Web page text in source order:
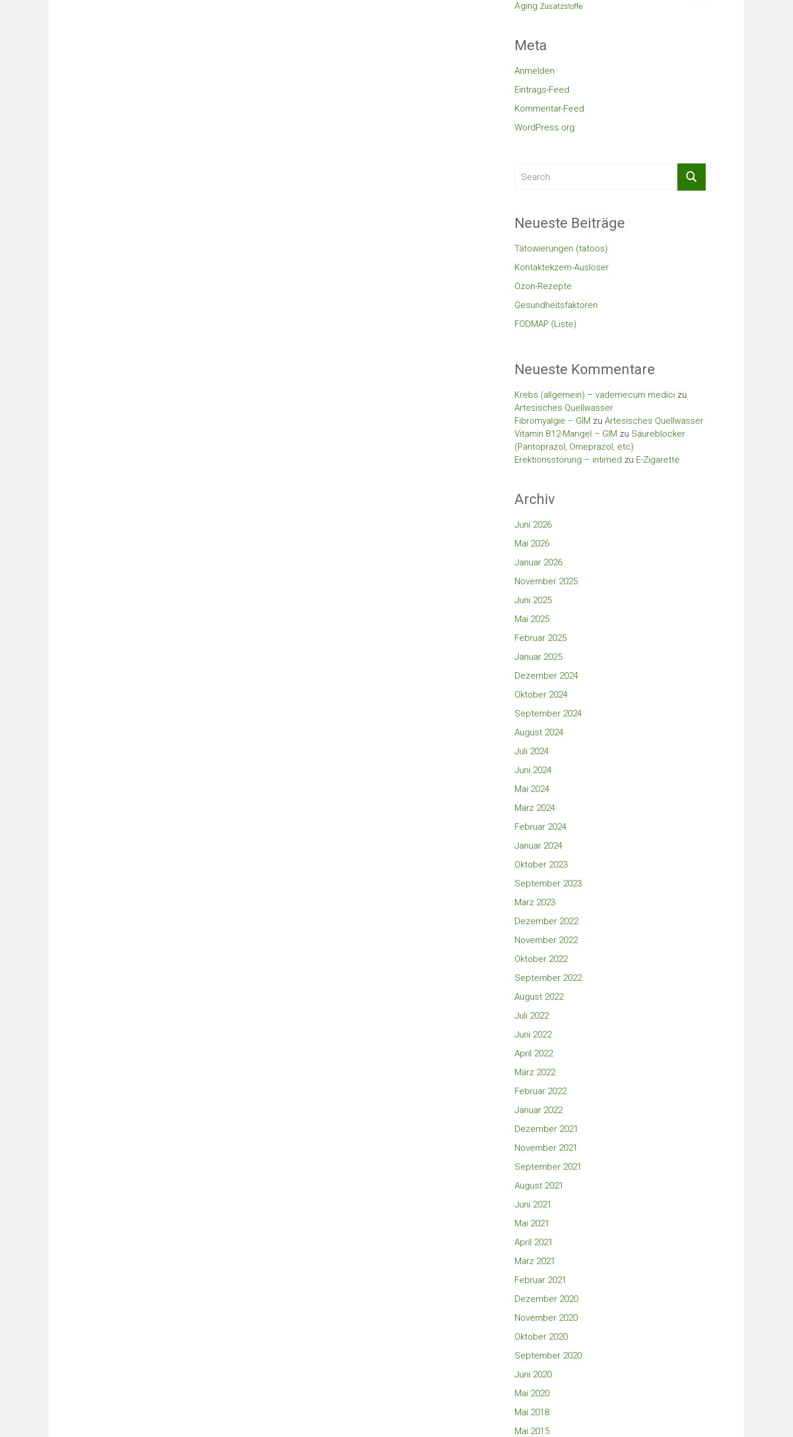
Aging Zusatzstoffe
Meta
Anmelden
Eintrags-Feed
Kommentar-Feed
WordPress.org
Neueste Beiträge
Tätowierungen (tatoos)
Kontaktekzem-Auslöser
Ozon-Rezepte
Gesundheitsfaktoren
FODMAP (Liste)
Neueste Kommentare
Krebs (allgemein) – vademecum medici zu
Artesisches Quellwasser
Fibromyalgie – GIM zu Artesisches Quellwasser
Vitamin B12-Mangel – GIM zu Säureblocker
(Pantoprazol, Omeprazol, etc)
Erektionsstörung – intimed zu E-Zigarette
Archiv
Juni 2026
Mai 2026
Januar 2026
November 2025
Juni 2025
Mai 2025
Februar 2025
Januar 2025
Dezember 2024
Oktober 2024
September 2024
August 2024
Juli 2024
Juni 2024
Mai 2024
März 2024
Februar 2024
Januar 2024
Oktober 2023
September 2023
März 2023
Dezember 2022
November 2022
Oktober 2022
September 2022
August 2022
Juli 2022
Juni 2022
April 2022
März 2022
Februar 2022
Januar 2022
Dezember 2021
November 2021
September 2021
August 2021
Juni 2021
Mai 2021
April 2021
März 2021
Februar 2021
Dezember 2020
November 2020
Oktober 2020
September 2020
Juni 2020
Mai 2020
Mai 2018
Mai 2015